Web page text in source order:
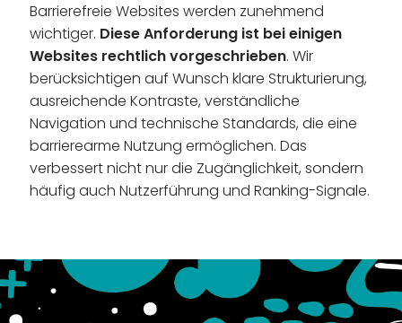
Barrierefreie Websites werden zunehmend
wichtiger. Diese Anforderung ist bei einigen
Websites rechtlich vorgeschrieben. Wir
berücksichtigen auf Wunsch klare Strukturierung,
ausreichende Kontraste, verständliche
Navigation und technische Standards, die eine
barrierearme Nutzung ermöglichen. Das
verbessert nicht nur die Zugänglichkeit, sondern
häufig auch Nutzerführung und Ranking-Signale.